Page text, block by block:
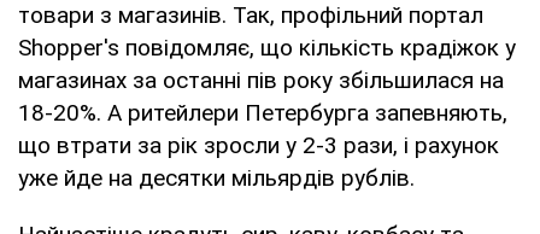
товари з магазинів. Так, профільний портал
Shopper's повідомляє, що кількість крадіжок у
магазинах за останні пів року збільшилася на
18-20%. А ритейлери Петербурга запевняють,
що втрати за рік зросли у 2-3 рази, і рахунок
уже йде на десятки мільярдів рублів.